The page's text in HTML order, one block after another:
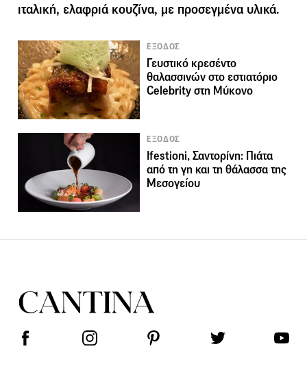
ιταλική, ελαφριά κουζίνα, με προσεγμένα υλικά.
ΕΞΟΔΟΣ
Γευστικό κρεσέντο
θαλασσινών στο εστιατόριο
Celebrity στη Μύκονο
ΕΞΟΔΟΣ
Ifestioni, Σαντορίνη: Πιάτα
από τη γη και τη θάλασσα της
Μεσογείου